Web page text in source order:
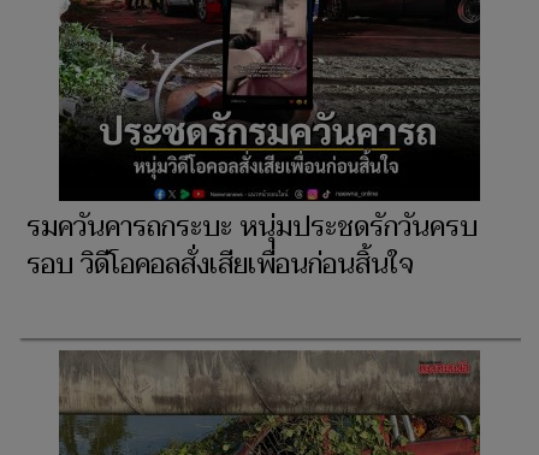
รมควันคารถกระบะ หนุ่มประชดรักวันครบ
รอบ วิดีโอคอลสั่งเสียเพื่อนก่อนสิ้นใจ